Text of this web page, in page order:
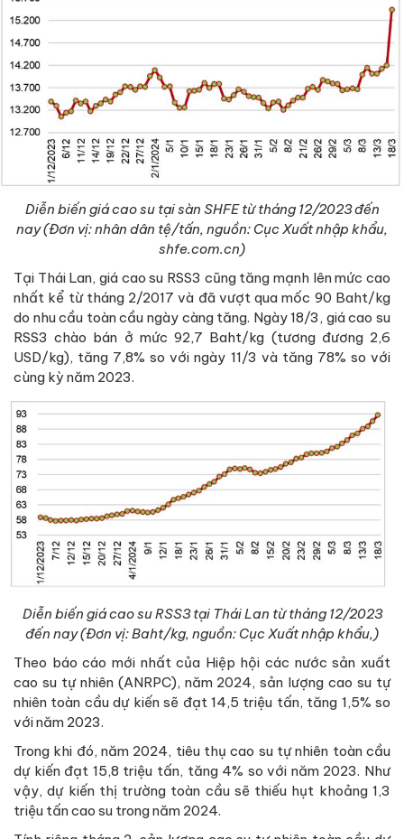
Diễn biến giá cao su tại sàn SHFE từ tháng 12/2023 đến
nay (Đơn vị: nhân dân tệ/tấn, nguồn: Cục Xuất nhập khẩu,
shfe.com.cn)
Tại Thái Lan, giá cao su RSS3 cũng tăng mạnh lên mức cao
nhất kể từ tháng 2/2017 và đã vượt qua mốc 90 Baht/kg
do nhu cầu toàn cầu ngày càng tăng. Ngày 18/3, giá cao su
RSS3 chào bán ở mức 92,7 Baht/kg (tương đương 2,6
USD/kg), tăng 7,8% so với ngày 11/3 và tăng 78% so với
cùng kỳ năm 2023.
Diễn biến giá cao su RSS3 tại Thái Lan từ tháng 12/2023
đến nay (Đơn vị: Baht/kg, nguồn: Cục Xuất nhập khẩu,)
Theo báo cáo mới nhất của Hiệp hội các nước sản xuất
cao su tự nhiên (ANRPC), năm 2024, sản lượng cao su tự
nhiên toàn cầu dự kiến sẽ đạt 14,5 triệu tấn, tăng 1,5% so
với năm 2023.
Trong khi đó, năm 2024, tiêu thụ cao su tự nhiên toàn cầu
dự kiến đạt 15,8 triệu tấn, tăng 4% so với năm 2023. Như
vậy, dự kiến thị trường toàn cầu sẽ thiếu hụt khoảng 1,3
triệu tấn cao su trong năm 2024.